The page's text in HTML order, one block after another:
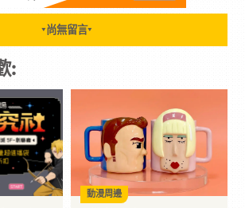
▼ 尚無留言▼
:
動漫周邊